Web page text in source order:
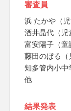
審査員
浜 たかや（児
酒井晶代（児
富安陽子（童
藤田のぼる（
知多管内小中
他
結果発表